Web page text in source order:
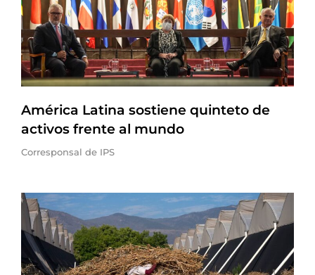
América Latina sostiene quinteto de
activos frente al mundo
Corresponsal de IPS